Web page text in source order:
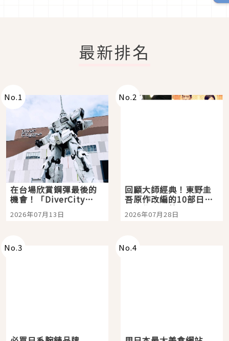
最新排名
No.1
在台場欣賞鋼彈最後的
機會！「DiverCity
Tokyo Plaza」搭船、
購物、美食及夜景，一
2026年07月13日
No.2
回顧大師經典！東野圭
吾原作改編的10部日本
影視作品推薦
2026年07月28日
No.3 No.4